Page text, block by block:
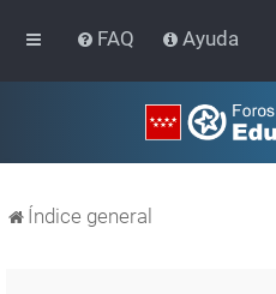
FAQ Ayuda
Índice general